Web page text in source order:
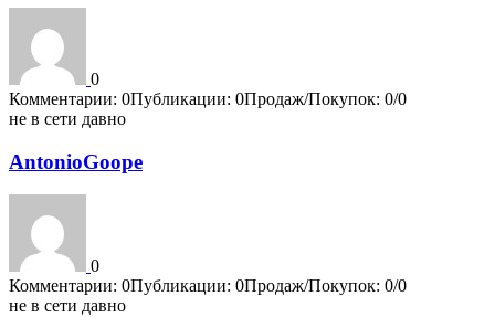
0
Комментарии: 0Публикации: 0Продаж/Покупок: 0/0
не в сети давно
AntonioGoope
0
Комментарии: 0Публикации: 0Продаж/Покупок: 0/0
не в сети давно